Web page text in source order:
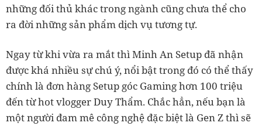
những đối thủ khác trong ngành cũng chưa thể cho
ra đời những sản phẩm dịch vụ tương tự.
Ngay từ khi vừa ra mắt thì Minh An Setup đã nhận
được khá nhiều sự chú ý, nổi bật trong đó có thể thấy
chính là đơn hàng Setup góc Gaming hơn 100 triệu
đến từ hot vlogger Duy Thẩm. Chắc hẳn, nếu bạn là
một người đam mê công nghệ đặc biệt là Gen Z thì sẽ